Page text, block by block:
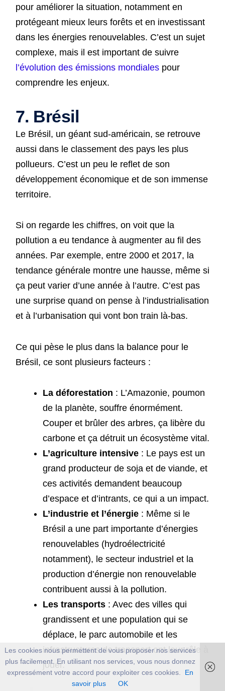
pour améliorer la situation, notamment en
protégeant mieux leurs forêts et en investissant
dans les énergies renouvelables. C’est un sujet
complexe, mais il est important de suivre
l’évolution des émissions mondialespour
comprendre les enjeux.
7. Brésil
Le Brésil, un géant sud-américain, se retrouve
aussi dans le classement des pays les plus
pollueurs. C’est un peu le reflet de son
développement économique et de son immense
territoire.
Si on regarde les chiffres, on voit que la
pollution a eu tendance à augmenter au fil des
années. Par exemple, entre 2000 et 2017, la
tendance générale montre une hausse, même si
ça peut varier d’une année à l’autre. C’est pas
une surprise quand on pense à l’industrialisation
et à l’urbanisation qui vont bon train là-bas.
Ce qui pèse le plus dans la balance pour le
Brésil, ce sont plusieurs facteurs :
La déforestation : L’Amazonie, poumon
de la planète, souffre énormément.
Couper et brûler des arbres, ça libère du
carbone et ça détruit un écosystème vital.
L’agriculture intensive: Le pays est un
grand producteur de soja et de viande, et
ces activités demandent beaucoup
d’espace et d’intrants, ce qui a un impact.
L’industrie et l’énergie: Même si le
Brésil a une part importante d’énergies
renouvelables (hydroélectricité
notamment), le secteur industriel et la
production d’énergie non renouvelable
contribuent aussi à la pollution.
Les transports: Avec des villes qui
grandissent et une population qui se
déplace, le parc automobile et les
infrastructures de transport ont leur rôle à
jouer.
Les cookies nous permettent de vous proposer nos services
plus facilement. En utilisant nos services, vous nous donnez
expressément votre accord pour exploiter ces cookies.
En
savoir plus
OK